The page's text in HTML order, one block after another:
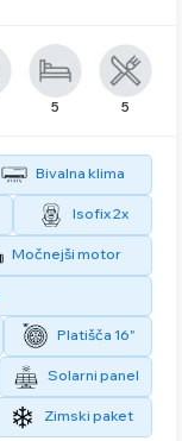
5 5
Bivalna klima
Isofix 2x
Močnejši motor
Platišča 16"
Solarni panel
Zimski paket